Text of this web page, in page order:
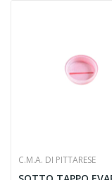
C.M.A. DI PITTARESE